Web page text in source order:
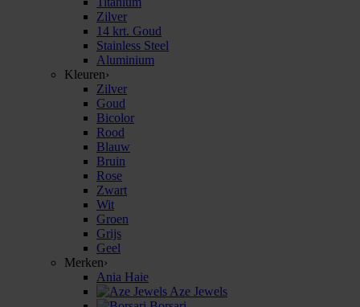
Zilver
14 krt. Goud
Stainless Steel
Aluminium
Kleuren›
Zilver
Goud
Bicolor
Rood
Blauw
Bruin
Rose
Zwart
Wit
Groen
Grijs
Geel
Merken›
Ania Haie
Aze Jewels